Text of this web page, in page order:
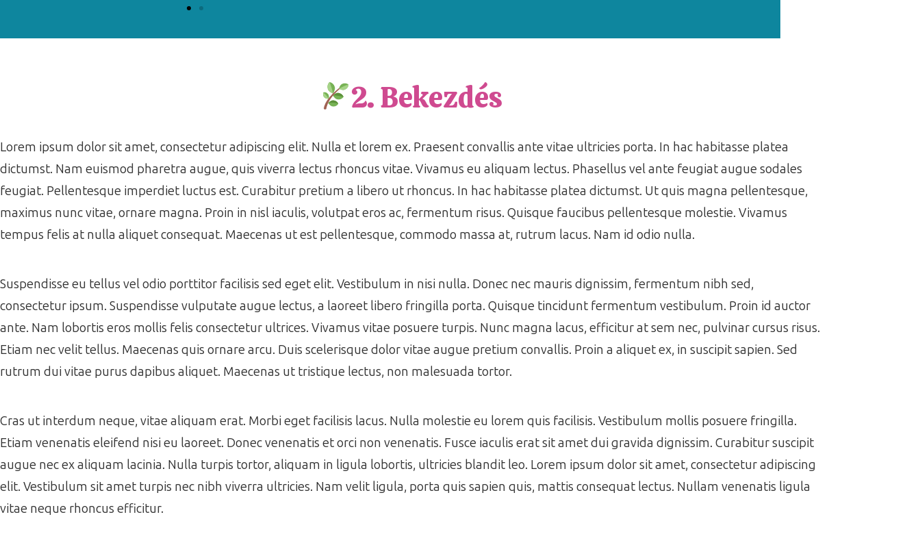
2. Bekezdés
Lorem ipsum dolor sit amet, consectetur adipiscing elit. Nulla et lorem ex. Praesent convallis ante vitae ultricies porta. In hac habitasse platea
dictumst. Nam euismod pharetra augue, quis viverra lectus rhoncus vitae. Vivamus eu aliquam lectus. Phasellus vel ante feugiat augue sodales
feugiat. Pellentesque imperdiet luctus est. Curabitur pretium a libero ut rhoncus. In hac habitasse platea dictumst. Ut quis magna pellentesque,
maximus nunc vitae, ornare magna. Proin in nisl iaculis, volutpat eros ac, fermentum risus. Quisque faucibus pellentesque molestie. Vivamus
tempus felis at nulla aliquet consequat. Maecenas ut est pellentesque, commodo massa at, rutrum lacus. Nam id odio nulla.
Suspendisse eu tellus vel odio porttitor facilisis sed eget elit. Vestibulum in nisi nulla. Donec nec mauris dignissim, fermentum nibh sed,
consectetur ipsum. Suspendisse vulputate augue lectus, a laoreet libero fringilla porta. Quisque tincidunt fermentum vestibulum. Proin id auctor
ante. Nam lobortis eros mollis felis consectetur ultrices. Vivamus vitae posuere turpis. Nunc magna lacus, efficitur at sem nec, pulvinar cursus risus.
Etiam nec velit tellus. Maecenas quis ornare arcu. Duis scelerisque dolor vitae augue pretium convallis. Proin a aliquet ex, in suscipit sapien. Sed
rutrum dui vitae purus dapibus aliquet. Maecenas ut tristique lectus, non malesuada tortor.
Cras ut interdum neque, vitae aliquam erat. Morbi eget facilisis lacus. Nulla molestie eu lorem quis facilisis. Vestibulum mollis posuere fringilla.
Etiam venenatis eleifend nisi eu laoreet. Donec venenatis et orci non venenatis. Fusce iaculis erat sit amet dui gravida dignissim. Curabitur suscipit
augue nec ex aliquam lacinia. Nulla turpis tortor, aliquam in ligula lobortis, ultricies blandit leo. Lorem ipsum dolor sit amet, consectetur adipiscing
elit. Vestibulum sit amet turpis nec nibh viverra ultricies. Nam velit ligula, porta quis sapien quis, mattis consequat lectus. Nullam venenatis ligula
vitae neque rhoncus efficitur.